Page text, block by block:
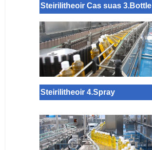
Steirilitheoir Cas suas 3.Bottle
Steirilitheoir 4.Spray